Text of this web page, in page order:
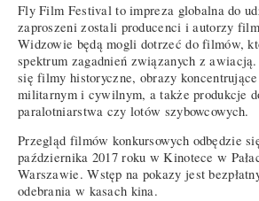
Fly Film Festival to impreza globalna do
zaproszeni zostali producenci i autorzy
Widzowie będą mogli dotrzeć do filmów,
spektrum zagadnień związanych z
się filmy historyczne, obrazy
militarnym i cywilnym, a także produkcje
paralotniarstwa czy lotów szybowcowych.
Przegląd filmów konkursowych odbędzie
października 2017 roku w Kinotece w
Warszawie. Wstęp na pokazy jest
odebrania w kasach kina.